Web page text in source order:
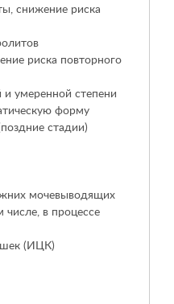
снижение риска
риска повторного
и умеренной степени
форму
стадии)
мочевыводящих
числе, в процессе
(ИЦК)